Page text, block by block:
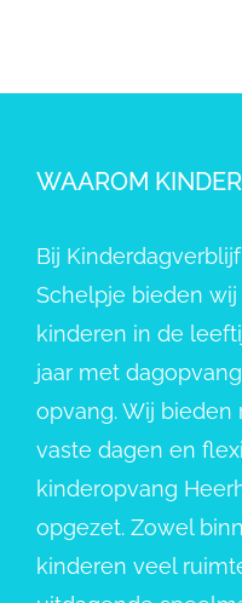
WAAROM
Bij
Schelpje bieden
kinderen in de
jaar met
opvang. Wij
vaste dagen en
kinderopvang
opgezet. Zowel
kinderen veel